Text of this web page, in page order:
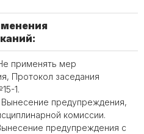
применять мер
Протокол заседания
1.
Вынесение предупреждения,
комиссии.
предупреждения с